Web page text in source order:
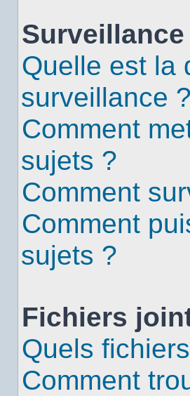
Quelle est la
surveillance ?
Comment
sujets ?
Comment
Comment
sujets ?
Fichiers
Quels
Comment